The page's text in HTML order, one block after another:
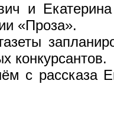
и
«Проза».
конкурсантов.
с рассказа